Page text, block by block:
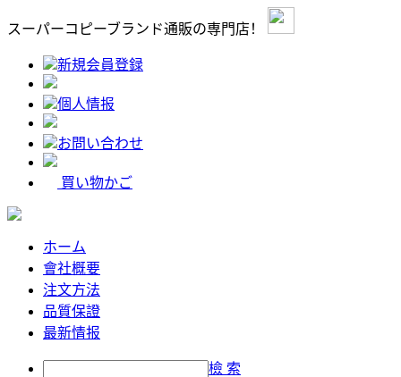
スーパーコピーブランド通販の専門店！
新規会員登録
個人情报
お問い合わせ
買い物かご
ホーム
會社概要
注文方法
品質保證
最新情报
檢 索